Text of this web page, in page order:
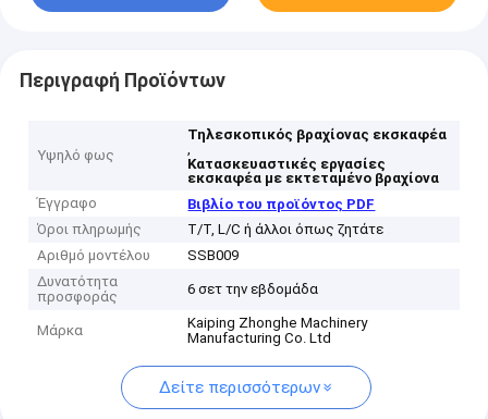
Περιγραφή Προϊόντων
Υψηλό φως
Τηλεσκοπικός βραχίονας εκσκαφέα
,
Κατασκευαστικές εργασίες
εκσκαφέα με εκτεταμένο βραχίονα
Έγγραφο
Βιβλίο του προϊόντος PDF
Όροι πληρωμής
T/T, L/C ή άλλοι όπως ζητάτε
Αριθμό μοντέλου
SSB009
Δυνατότητα
προσφοράς
6 σετ την εβδομάδα
Μάρκα
Kaiping Zhonghe Machinery
Manufacturing Co. Ltd
Δείτε περισσότερων